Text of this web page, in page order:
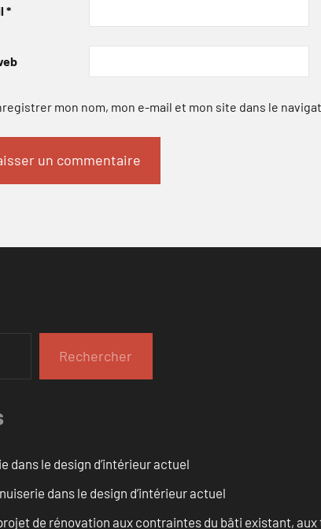
*
mon nom, mon e-mail et mon site dans le
Rechercher
dans le design d’intérieur actuel
dans le design d’intérieur actuel
de rénovation aux contraintes du bâti existant,